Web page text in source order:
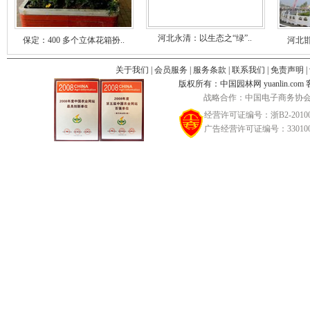
保定：400 多个立体花箱扮.. 河北永清：以生态之“绿”.. 河北
关于我们 会员服务 服务条款 联系我们 免责声明
版权所有：中国园林网 yuanlin.com
战略合作：中国电子商务协
经营许可证编号：浙B2-
广告经营许可证编号：